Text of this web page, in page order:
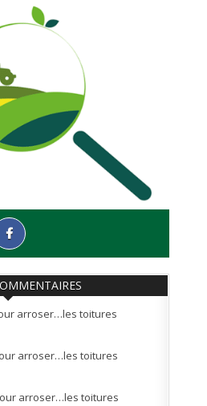
arroser…les toitures
arroser…les toitures
arroser…les toitures